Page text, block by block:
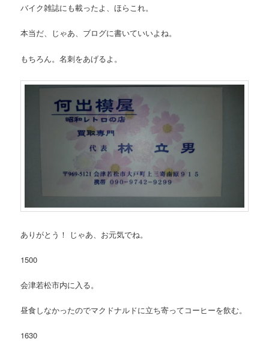
バイク雑誌にも載ったよ、ほらこれ。
本当だ、じゃあ、ブログに書いていいよね。
もちろん。名刺をあげるよ。
ありがとう！ じゃあ、お元気でね。
1500
会津若松市内に入る。
昼食しなかったのでマクドナルドに立ち寄ってコーヒーを飲む。
1630